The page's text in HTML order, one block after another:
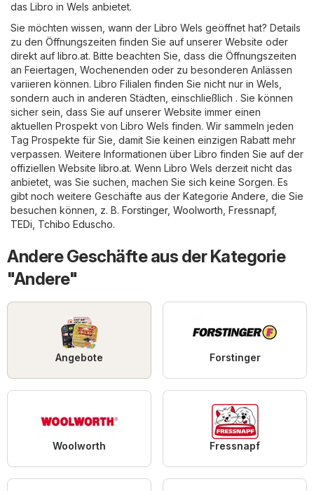
das Libro in Wels anbietet.
Sie möchten wissen, wann der Libro Wels geöffnet hat? Details
zu den Öffnungszeiten finden Sie auf unserer Website oder
direkt auf libro.at. Bitte beachten Sie, dass die Öffnungszeiten
an Feiertagen, Wochenenden oder zu besonderen Anlässen
variieren können. Libro Filialen finden Sie nicht nur in Wels,
sondern auch in anderen Städten, einschließlich . Sie können
sicher sein, dass Sie auf unserer Website immer einen
aktuellen Prospekt von Libro Wels finden. Wir sammeln jeden
Tag Prospekte für Sie, damit Sie keinen einzigen Rabatt mehr
verpassen. Weitere Informationen über Libro finden Sie auf der
offiziellen Website libro.at. Wenn Libro Wels derzeit nicht das
anbietet, was Sie suchen, machen Sie sich keine Sorgen. Es
gibt noch weitere Geschäfte aus der Kategorie Andere , die Sie
besuchen können, z. B. Forstinger, Woolworth Fressnapf,
TEDi Tchibo Eduscho.
Andere Geschäfte aus der Kategorie
"Andere"
Angebote Forstinger
Woolworth Fressnapf